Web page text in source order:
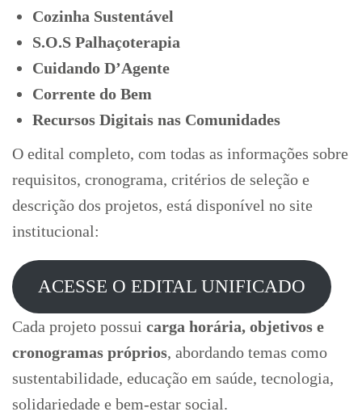
Cozinha Sustentável
S.O.S Palhaçoterapia
Cuidando D’Agente
Corrente do Bem
Recursos Digitais nas Comunidades
O edital completo, com todas as informações sobre
requisitos, cronograma, critérios de seleção e
descrição dos projetos, está disponível no site
institucional:
ACESSE O EDITAL UNIFICADO
Cada projeto possui carga horária, objetivos e
cronogramas próprios, abordando temas como
sustentabilidade, educação em saúde, tecnologia,
solidariedade e bem-estar social.